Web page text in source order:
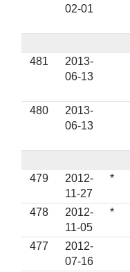
02-01
481
2013-
06-13
480
2013-
06-13
479
2012-
11-27
*
478
2012-
11-05
*
477
2012-
07-16